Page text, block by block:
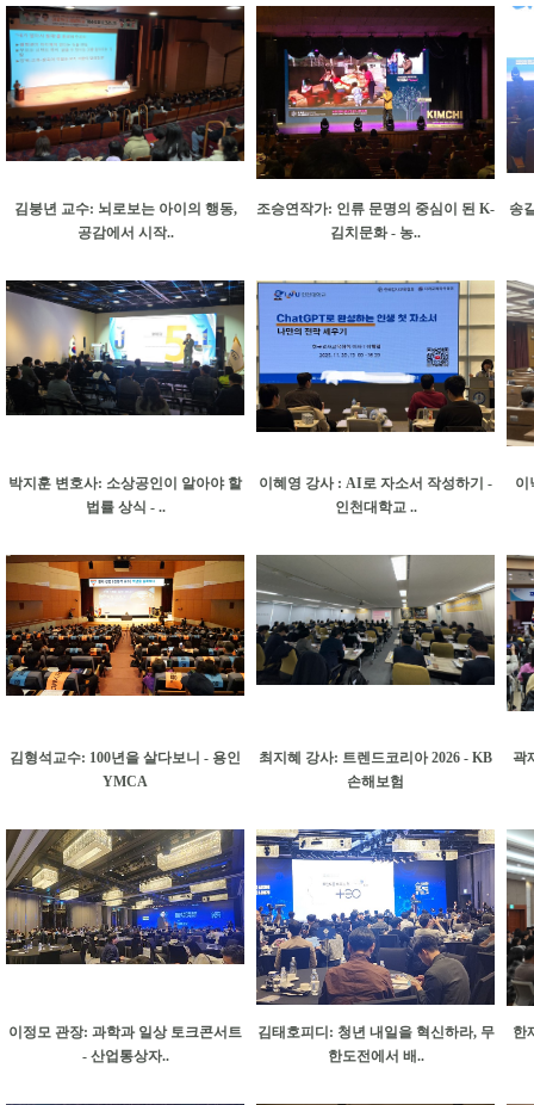
김붕년 교수: 뇌로보는 아이의 행동,
공감에서 시작..
조승연작가: 인류 문명의 중심이 된 K-
김치문화 - 농..
송
박지훈 변호사: 소상공인이 알아야 할
법률 상식 - ..
이혜영 강사 : AI로 자소서 작성하기 -
인천대학교 ..
이
김형석교수: 100년을 살다보니 - 용인
YMCA
최지혜 강사: 트렌드코리아 2026 - KB
손해보험
곽
이정모 관장: 과학과 일상 토크콘서트
- 산업통상자..
김태호피디: 청년 내일을 혁신하라, 무
한도전에서 배..
한